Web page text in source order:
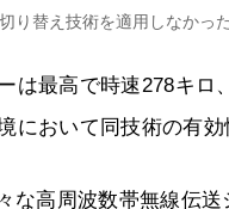
り替え技術を適用しなかっ
は最高で時速278キ
において同技術の有効
な高周波数帯無線伝